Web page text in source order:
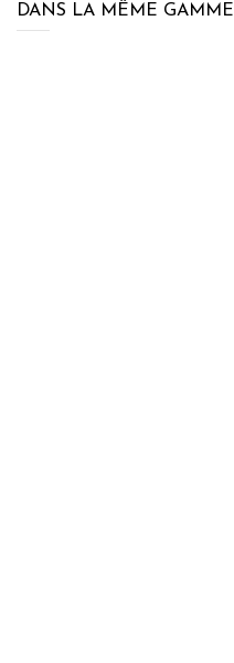
DANS LA MÊME GAMME